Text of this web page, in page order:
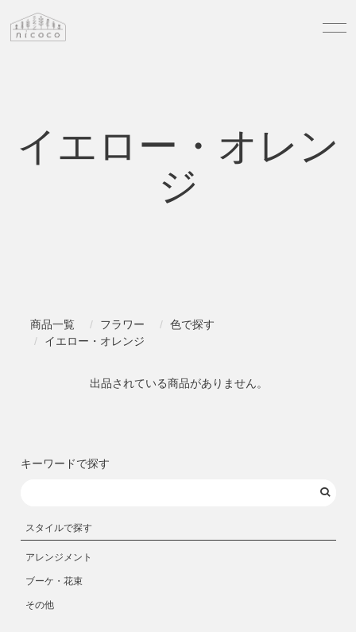
イエロー・オレン
ジ
商品一覧 フラワー
色で探す
イエロー・オレンジ
出品されている商品がありません。
キーワードで探す
スタイルで探す
アレンジメント
ブーケ・花束
その他